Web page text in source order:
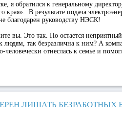
я обратился к генеральному
края». В результате подача
благодарен руководству НЭСК!
вы. Это так. Но остается
к людям, так безразлична к ним? А
отнеслась к семье и
ЛИШАТЬ БЕЗРАБОТНЫХ